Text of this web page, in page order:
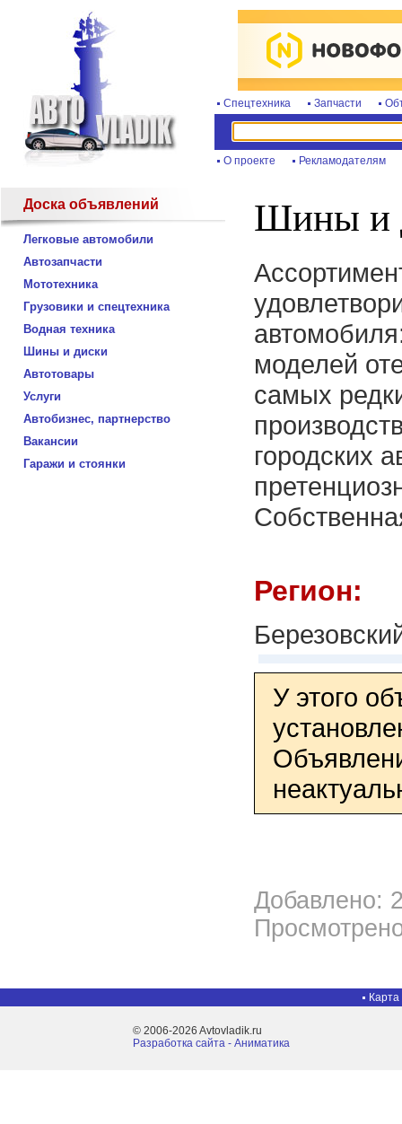
Спецтехника Запчасти
О проекте Рекламодателям
Доска объявлений
Легковые автомобили
Автозапчасти
Мототехника
Грузовики и спецтехника
Водная техника
Шины и диски
Автотовары
Услуги
Автобизнес, партнерство
Вакансии
Гаражи и стоянки
Шины и
моделей
самых
городских
Регион:
У этого
Добавлено:
Карта
© 2006-2026 Avtovladik.ru
Разработка сайта - Aниматика